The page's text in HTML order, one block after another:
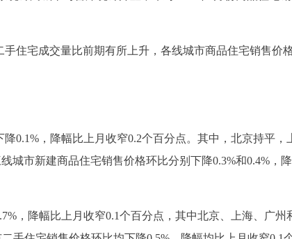
手住宅成交量比前期有所上升，各线城市商品住宅销售价
0.1%，降幅比上月收窄0.2个百分点。其中，北京持平，
城市新建商品住宅销售价格环比分别下降0.3%和0.4%，
，降幅比上月收窄0.1个百分点，其中北京、上海、广州